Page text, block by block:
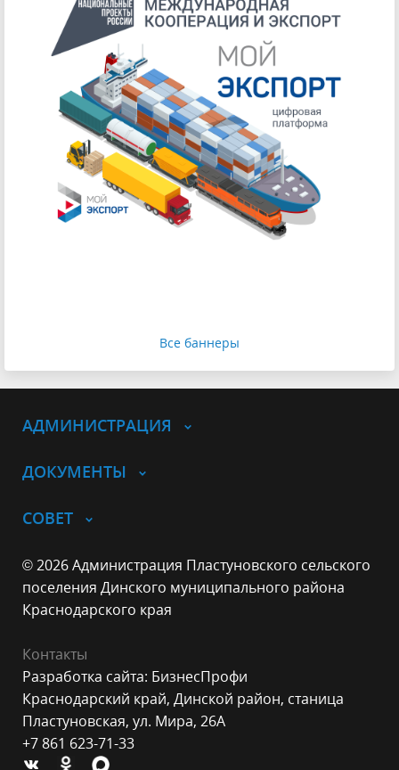
Все баннеры
АДМИНИСТРАЦИЯ
ДОКУМЕНТЫ
СОВЕТ
© 2026 Администрация Пластуновского сельского
поселения Динского муниципального района
Краснодарского края
Контакты
Разработка сайта: БизнесПрофи
Краснодарский край, Динской район, станица
Пластуновская, ул. Мира, 26А
+7 861 623-71-33